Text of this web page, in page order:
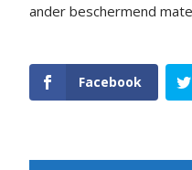
ander beschermend
Facebook